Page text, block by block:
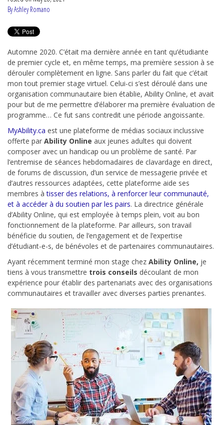
By Ashley Romano
Automne 2020. C’était ma dernière année en tant qu’étudiante
de premier cycle et, en même temps, ma première session à se
dérouler complètement en ligne. Sans parler du fait que c’était
mon tout premier stage virtuel. Celui-ci s’est déroulé dans une
organisation communautaire bien établie, Ability Online, et avait
pour but de me permettre d’élaborer ma première évaluation de
programme… Ce fut sans contredit une période angoissante.
MyAbility.ca est une plateforme de médias sociaux inclussive
offerte par Ability Online aux jeunes adultes qui doivent
composer avec un handicap ou un problème de santé. Par
l’entremise de séances hebdomadaires de clavardage en direct,
de forums de discussion, d’un service de messagerie privée et
d’autres ressources adaptées, cette plateforme aide ses
membres àtisser des relations, à renforcer leur communauté,
et à accéder à du soutien par les pairs. La directrice générale
d’Ability Online, qui est employée à temps plein, voit au bon
fonctionnement de la plateforme. Par ailleurs, son travail
bénéficie du soutien, de l’engagement et de l’expertise
d’étudiant-e-s, de bénévoles et de partenaires communautaires.
Ayant récemment terminé mon stage chez Ability Online, je
tiens à vous transmettre trois conseils découlant de mon
expérience pour établir des partenariats avec des organisations
communautaires et travailler avec diverses parties prenantes.